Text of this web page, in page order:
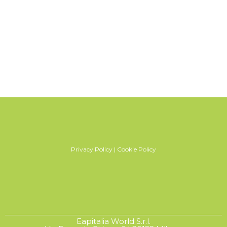
Privacy Policy | Cookie Policy
Eapitalia World S.r.l.